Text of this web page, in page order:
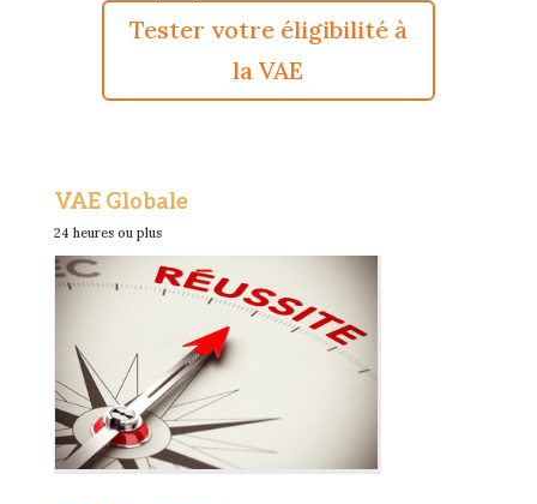
Tester votre éligibilité à
la VAE
VAE Globale
24 heures ou plus